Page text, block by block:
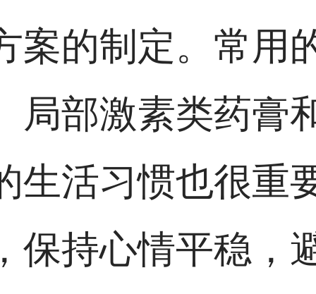
案的制定。常用
局部激素类药膏
生活习惯也很重
保持心情平稳，